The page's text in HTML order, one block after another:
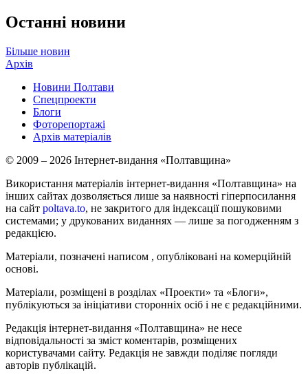
Останні новини
Більше новин
Архів
Новини Полтави
Спецпроекти
Блоги
Фоторепортажі
Архів матеріалів
© 2009 – 2026 Інтернет-видання «Полтавщина»
Використання матеріалів інтернет-видання «Полтавщина» на
інших сайтах дозволяється лише за наявності гіперпосилання
на сайт poltava.to, не закритого для індексації пошуковими
системами; у друкованих виданнях — лише за погодженням з
редакцією.
Матеріали, позначені написом , опубліковані на комерційній
основі.
Матеріали, розміщені в розділах «Проекти» та «Блоги»,
публікуються за ініціативи сторонніх осіб і не є редакційними.
Редакція інтернет-видання «Полтавщина» не несе
відповідальності за зміст коментарів, розміщених
користувачами сайту. Редакція не завжди поділяє погляди
авторів публікацій.